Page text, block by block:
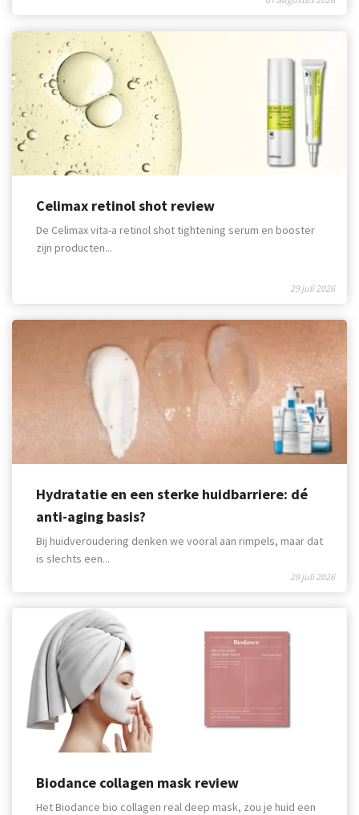
Celimax retinol shot review
29 juli 2026
De Celimax vita-a retinol shot tightening serum en booster
zijn producten...
Hydratatie en een sterke huidbarriere: dé
anti-aging basis?
29 juli 2026
Bij huidveroudering denken we vooral aan rimpels, maar dat
is slechts een...
Biodance collagen mask review
Het Biodance bio collagen real deep mask, zou je huid een